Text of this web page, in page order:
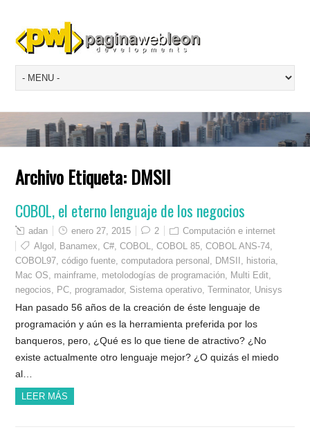
Archivo Etiqueta: DMSII
COBOL, el eterno lenguaje de los negocios
adan enero 27, 2015 2
Computación e internet
Algol
Banamex ,C# ,COBOL ,COBOL 85 ,COBOL ANS-74
COBOL97 ,código fuente ,computadora personal DMSII historia
Mac OS
mainframe metolodogías de programación Multi Edit
negocios
PC programador, Sistema operativo ,Terminator, Unisys
Han pasado 56 años de la creación de éste lenguaje de
programación y aún es la herramienta preferida por los
banqueros, pero, ¿Qué es lo que tiene de atractivo? ¿No
existe actualmente otro lenguaje mejor? ¿O quizás el miedo
al…
LEER MÁS